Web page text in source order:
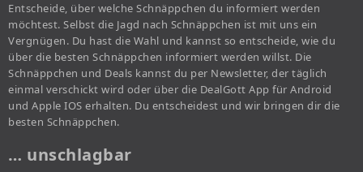
Entscheide, über welche Schnäppchen du informiert werden
möchtest. Selbst die Jagd nach Schnäppchen ist mit uns ein
Vergnügen. Du hast die Wahl und kannst so entscheide, wie du
über die besten Schnäppchen informiert werden willst. Die
Schnäppchen und Deals kannst du per Newsletter, der täglich
einmal verschickt wird oder über die DealGott App für Android
und Apple IOS erhalten. Du entscheidest und wir bringen dir die
besten Schnäppchen.
… unschlagbar